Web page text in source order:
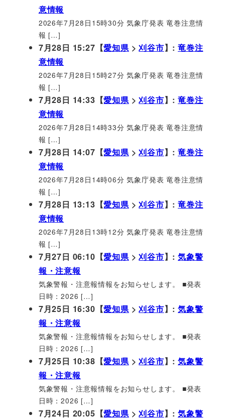
意情報
2026年7月28日15時30分 気象庁発表 竜巻注意情
報 […]
7月28日 15:27【愛知県>刈谷市】:竜巻注
意情報
2026年7月28日15時27分 気象庁発表 竜巻注意情
報 […]
7月28日 14:33【愛知県>刈谷市】:竜巻注
意情報
2026年7月28日14時33分 気象庁発表 竜巻注意情
報 […]
7月28日 14:07【愛知県>刈谷市】:竜巻注
意情報
2026年7月28日14時06分 気象庁発表 竜巻注意情
報 […]
7月28日 13:13【愛知県>刈谷市】:竜巻注
意情報
2026年7月28日13時12分 気象庁発表 竜巻注意情
報 […]
7月27日 06:10【愛知県>刈谷市】:気象警
報・注意報
気象警報・注意報情報をお知らせします。 ■発表
日時：2026 […]
7月25日 16:30【愛知県>刈谷市】:気象警
報・注意報
気象警報・注意報情報をお知らせします。 ■発表
日時：2026 […]
7月25日 10:38【愛知県>刈谷市】:気象警
報・注意報
気象警報・注意報情報をお知らせします。 ■発表
日時：2026 […]
7月24日 20:05【愛知県>刈谷市】:気象警